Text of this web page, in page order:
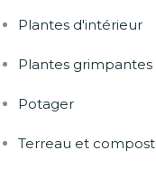
Plantes d'intérieur
Plantes grimpantes
Potager
Terreau et compost